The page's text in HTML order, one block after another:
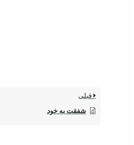
قبلی
شفقت به خود